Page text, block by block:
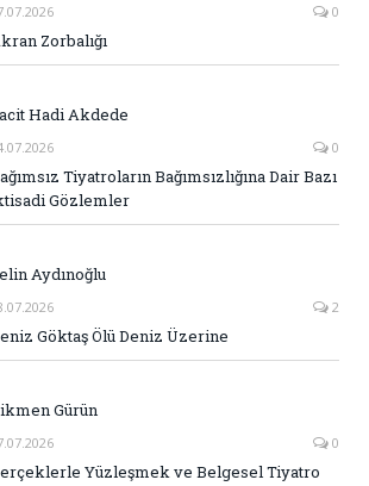
0
Zorbalığı
Hadi Akdede
0
Tiyatroların Bağımsızlığına Dair Bazı
Gözlemler
Aydınoğlu
2
Göktaş Ölü Deniz Üzerine
Gürün
0
Yüzleşmek ve Belgesel Tiyatro